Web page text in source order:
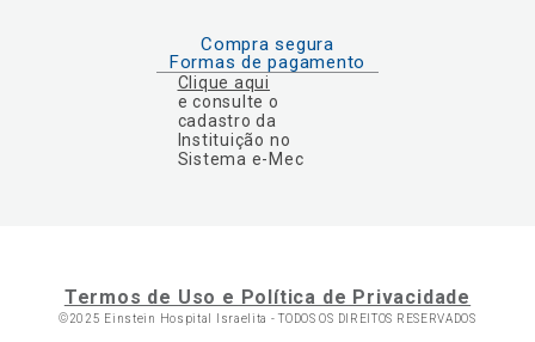
Compra segura
Formas de pagamento
Clique aqui
e consulte o
cadastro da
Instituição no
Sistema e-Mec
Termos de Uso e Política de Privacidade
©2025 Einstein Hospital Israelita -TODOS OS DIREITOS RESERVADOS